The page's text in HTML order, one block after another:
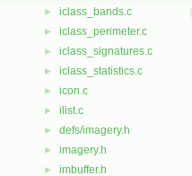
► iclass_bands.c
► iclass_perimeter.c
► iclass_signatures.c
► iclass_statistics.c
► icon.c
► ilist.c
► defs/imagery.h
► imagery.h
► imbuffer.h